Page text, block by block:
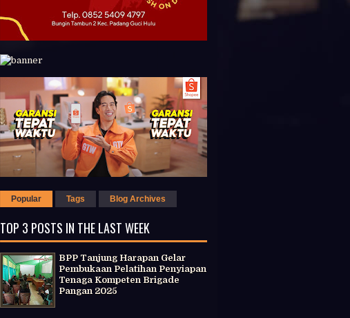
Popular Tags Blog Archives
TOP 3 POSTS IN THE LAST WEEK
BPP Tanjung Harapan Gelar
Pembukaan Pelatihan Penyiapan
Tenaga Kompeten Brigade
Pangan 2025